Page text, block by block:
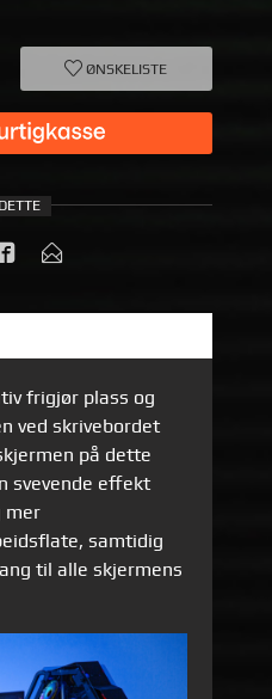
ØNSKELISTE
frigjør plass og
ved skrivebordet
på dette
svevende effekt
mer
samtidig
til alle skjermens